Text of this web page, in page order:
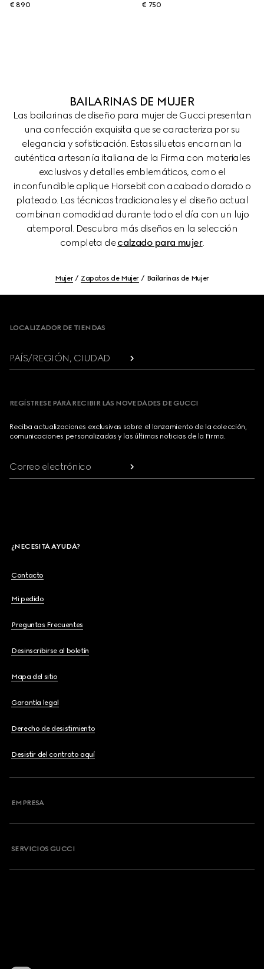
€ 890
€ 750
BAILARINAS DE MUJER
Las bailarinas de diseño para mujer de Gucci presentan
una confección exquisita que se caracteriza por su
elegancia y sofisticación. Estas siluetas encarnan la
auténtica artesanía italiana de la Firma con materiales
exclusivos y detalles emblemáticos, como el
inconfundible aplique Horsebit con acabado dorado o
plateado. Las técnicas tradicionales y el diseño actual
combinan comodidad durante todo el día con un lujo
atemporal. Descubra más diseños en la selección
completa decalzado para mujer.
Mujer Zapatos de Mujer Bailarinas de Mujer
LOCALIZADOR DE TIENDAS
PAÍS/REGIÓN, CIUDAD
REGÍSTRESE PARA RECIBIR LAS NOVEDADES DE GUCCI
Reciba actualizaciones exclusivas sobre el lanzamiento de la colección,
comunicaciones personalizadas y las últimas noticias de la Firma.
Correo electrónico
¿NECESITA AYUDA?
Contacto
Mi pedido
Preguntas Frecuentes
Desinscribirse al boletín
Mapa del sitio
Garantía legal
Derecho de desistimiento
Desistir del contrato aquí
EMPRESA
SERVICIOS GUCCI